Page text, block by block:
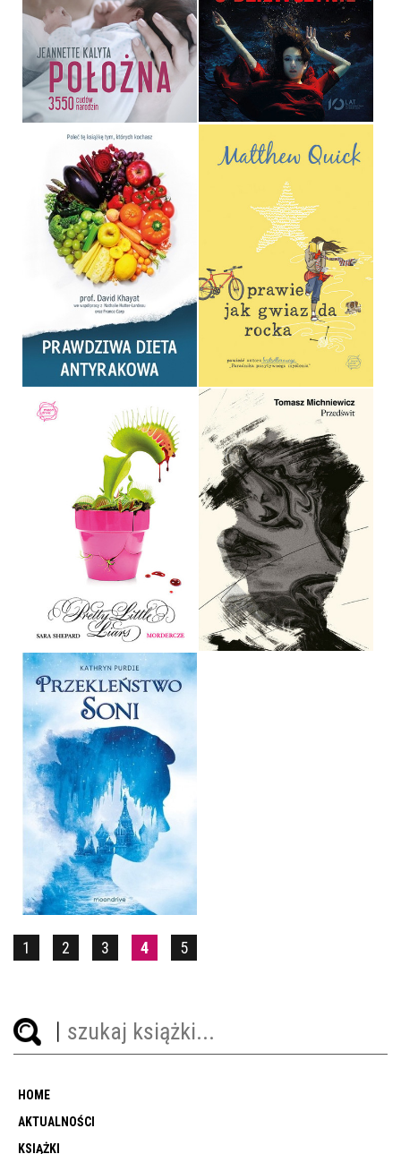
JEANNETTE KALYTA
OPRAWA TWARDA
39,90 ZŁ
T.R. RICHMOND
OPRAWA MIĘKKA
32,90 ZŁ
PRAWDZIWA DIETA
ANTYRAKOWA
DAVID KHAYAT
OPRAWA MIĘKKA
19,90 ZŁ
PRAWIE JAK GWIAZDA
ROCKA
MATTHEW QUICK
OPRAWA MIĘKKA
36,90 ZŁ
PRETTY LITTLE LIARS 16
SARA SHEPARD
OPRAWA MIĘKKA
36,90 ZŁ
PRZEDŚWIT
TOMASZ MICHNIEWICZ
OPRAWA TWARDA
49,99 ZŁ
PRZEKLEŃSTWO SONI
KATHRYN PURDIE
36,90 ZŁ
1 2 3 4 5
HOME
AKTUALNOŚCI
KSIĄŻKI